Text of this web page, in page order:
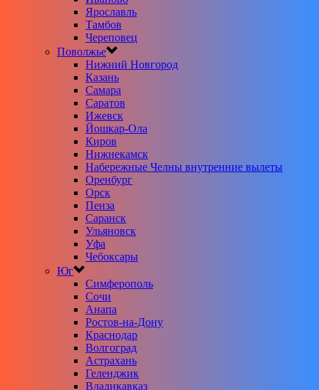
Ярославль
Тамбов
Череповец
Поволжье
Нижний Новгород
Казань
Самара
Саратов
Ижевск
Йошкар-Ола
Киров
Нижнекамск
Набережные Челны внутренние вылеты
Оренбург
Орск
Пенза
Саранск
Ульяновск
Уфа
Чебоксары
Юг
Симферополь
Сочи
Анапа
Ростов-на-Дону
Краснодар
Волгоград
Астрахань
Геленджик
Владикавказ